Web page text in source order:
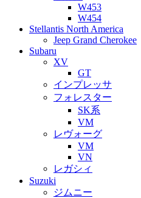
W453
W454
Stellantis North America
Jeep Grand Cherokee
Subaru
XV
GT
インプレッサ
フォレスター
SK系
VM
レヴォーグ
VM
VN
レガシィ
Suzuki
ジムニー